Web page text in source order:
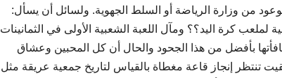
من وزارة الرياضة أو السلط الجهوية. ولسائل أن يسأل:
لملعب كرة اليد؟؟ ومآل اللعبة الشعبية الأولى في الثمانينات
بأفضل من هذا الجحود والحال أن كل المحبين وعشاق
بقيت تنتظر إنجاز قاعة مغطاة بالقياس لتاريخ جمعية عريقة مثل